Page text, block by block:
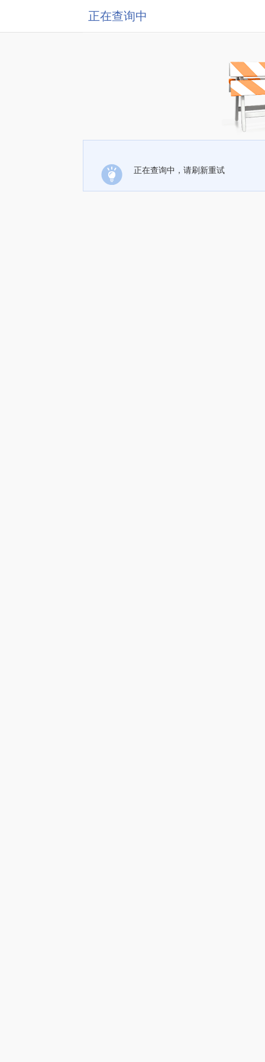
正在查询中
正在查询中，请刷新重试